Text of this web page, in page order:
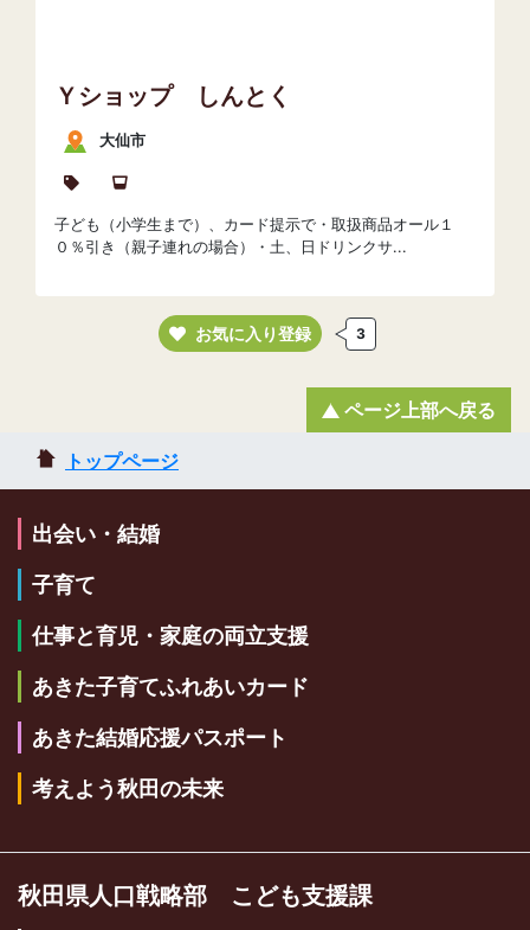
Ｙショップ しんとく
大仙市
子ども（小学生まで）、カード提示で・取扱商品オール１
０％引き（親子連れの場合）・土、日ドリンクサ...
お気に入り登録 3
トップページ
ページ上部へ戻る
出会い・結婚
子育て
仕事と育児・家庭の両立支援
あきた子育てふれあいカード
あきた結婚応援パスポート
考えよう秋田の未来
秋田県人口戦略部 こども支援課